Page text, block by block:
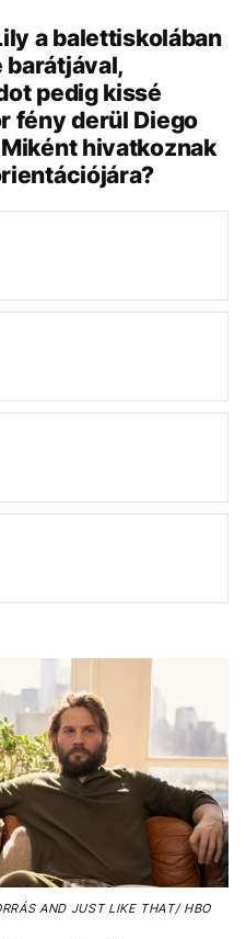
a balettiskolában
barátjával,
pedig kissé
fény derül Diego
hivatkoznak
AND JUST LIKE THAT/ HBO